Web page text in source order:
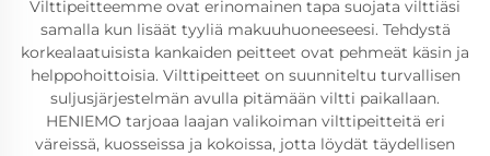
Vilttipeitteemme ovat erinomainen tapa suojata vilttiäsi
samalla kun lisäät tyyliä makuuhuoneeseesi. Tehdystä
korkealaatuisista kankaiden peitteet ovat pehmeät käsin ja
helppohoittoisia. Vilttipeitteet on suunniteltu turvallisen
suljusjärjestelmän avulla pitämään viltti paikallaan.
HENIEMO tarjoaa laajan valikoiman vilttipeitteitä eri
väreissä, kuosseissa ja kokoissa, jotta löydät täydellisen